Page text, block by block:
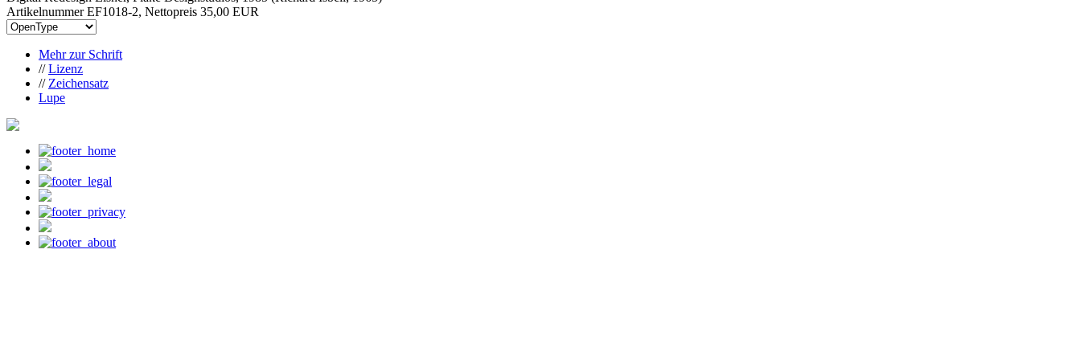
Artikelnummer EF1018-2, Nettopreis 35,00 EUR
Mehr zur Schrift
//Lizenz
// Zeichensatz
Lupe